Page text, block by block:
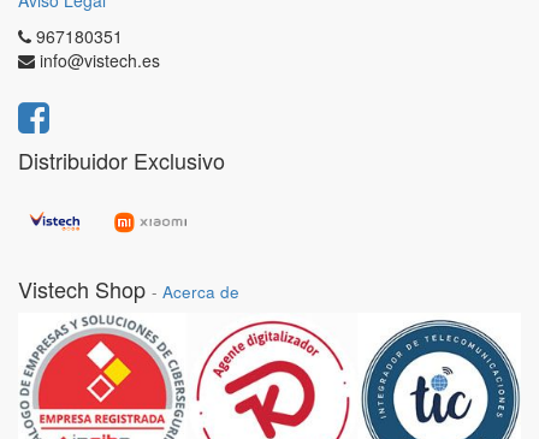
967180351
info@vistech.es
Distribuidor Exclusivo
Vistech Shop - Acerca de